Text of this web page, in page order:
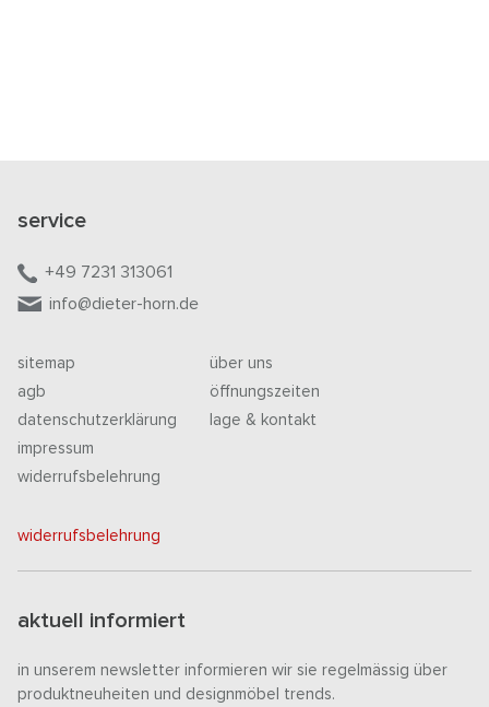
service
+49 7231 313061
info@dieter-horn.de
sitemap
agb
datenschutzerklärung
impressum
widerrufsbelehrung
über uns
öffnungszeiten
lage & kontakt
widerrufsbelehrung
aktuell informiert
in unserem newsletter informieren wir sie regelmässig über
produktneuheiten und designmöbel trends.